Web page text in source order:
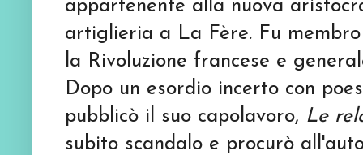
appartenente alla nuova
artiglieria a La Fère. Fu
la Rivoluzione francese e
Dopo un esordio incerto con
pubblicò il suo capolavoro, Le
subito scandalo e procurò